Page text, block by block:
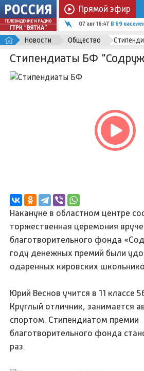
Прямой эфир
07 авг 16:47 В 69
Новости Общество
Стипендиаты БФ
Накануне в областном центре
торжественная церемония
благотворительного фонда
году денежных премий были
одаренных кировских
Юрий Веснов учится в 11 классе
Круглый отличник, занимается
спортом. Стипендиатом премии
благотворительного фонда
раз.